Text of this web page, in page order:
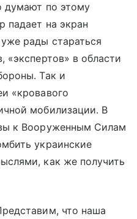
думают по этому
падает на экран
рады стараться
«экспертов» в области
Так и
«кровавого
мобилизации. В
к Вооруженным Силам
украинские
как же получить
что наша